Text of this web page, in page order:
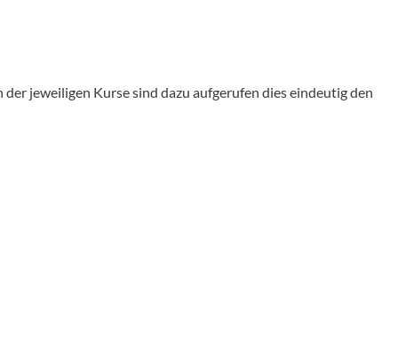
jeweiligen Kurse sind dazu aufgerufen dies eindeutig den